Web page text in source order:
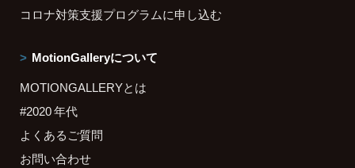
コロナ対策支援プログラムに申し込む
MotionGalleryについて
MOTIONGALLERYとは
#2020 年代
よくあるご質問
お問い合わせ